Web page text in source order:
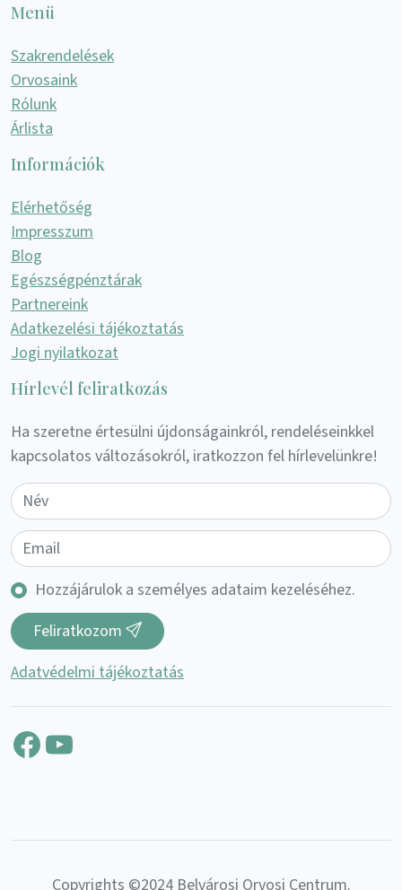
Menü
Szakrendelések
Orvosaink
Rólunk
Árlista
Információk
Elérhetőség
Impresszum
Blog
Egészségpénztárak
Partnereink
Adatkezelési tájékoztatás
Jogi nyilatkozat
Hírlevél feliratkozás
Ha szeretne értesülni újdonságainkról, rendeléseinkkel
kapcsolatos változásokról, iratkozzon fel hírlevelünkre!
Hozzájárulok a személyes adataim kezeléséhez.
Feliratkozom
Adatvédelmi tájékoztatás
Facebook
YouTube
Copyrights ©2024 Belvárosi Orvosi Centrum.